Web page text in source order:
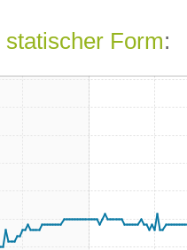
statischer Form: